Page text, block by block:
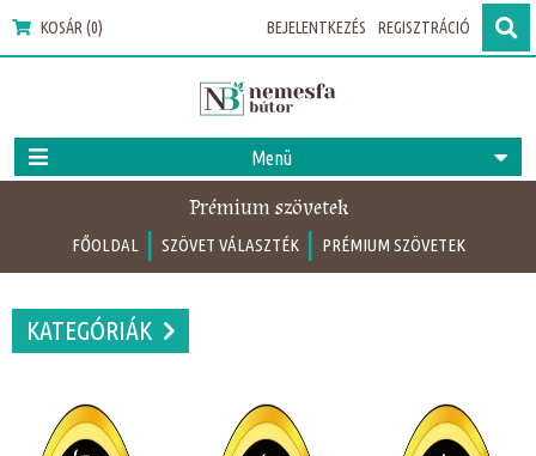
KOSÁR (0) BEJELENTKEZÉS REGISZTRÁCIÓ
Menü
Prémium szövetek
FŐOLDAL SZÖVET VÁLASZTÉK PRÉMIUM SZÖVETEK
KATEGÓRIÁK